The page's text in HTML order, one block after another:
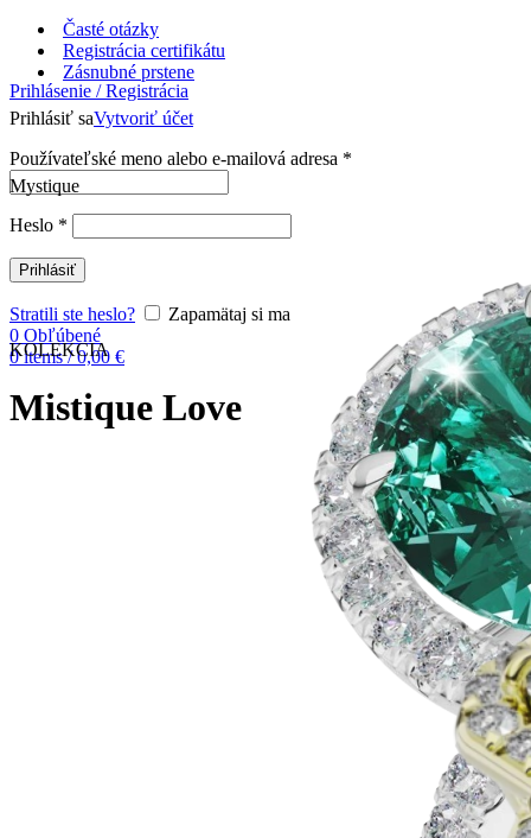
Časté otázky
Registrácia certifikátu
Prihlásenie / Registrácia
Prihlásiť saVytvoriť účet
Používateľské meno alebo e-mailová adresa *
Heslo *
Prihlásiť
Stratili ste heslo?
Zapamätaj si ma
0 Obľúbené
0items / 0,00 €
Zásnubné prstene
Mystique
KOLEKCIA
Mistique Love